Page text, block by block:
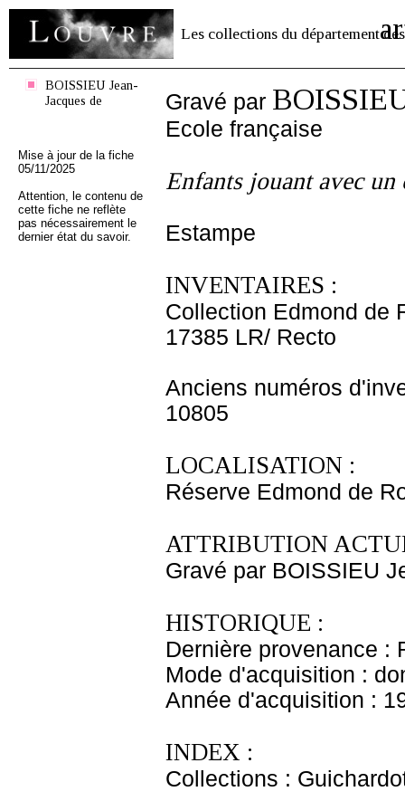
Les collections du département des
BOISSIEU Jean-
Jacques de
Mise à jour de la fiche
05/11/2025
Attention, le contenu de
cette fiche ne reflète
pas nécessairement le
dernier état du savoir.
Gravé par
Ecole française
Enfants jouant avec un
Estampe
INVENTAIRES :
Collection Edmond de
17385 LR/ Recto
Anciens numéros
10805
LOCALISATION :
Réserve Edmond de
ATTRIBUTION
Gravé par BOISSIEU
HISTORIQUE :
Dernière provenance :
Mode d'acquisition :
Année d'acquisition :
INDEX :
Collections :